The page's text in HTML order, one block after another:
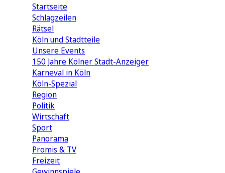
Startseite
Schlagzeilen
Rätsel
Köln und Stadtteile
Unsere Events
150 Jahre Kölner Stadt-Anzeiger
Karneval in Köln
Köln-Spezial
Region
Politik
Wirtschaft
Sport
Panorama
Promis & TV
Freizeit